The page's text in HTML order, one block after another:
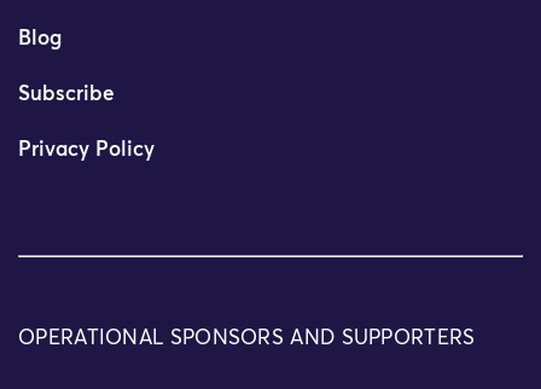
Blog
Subscribe
Privacy Policy
OPERATIONAL SPONSORS AND SUPPORTERS